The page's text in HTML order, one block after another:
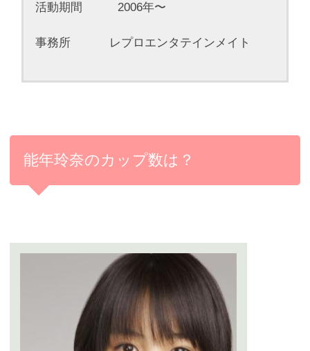
活動期間 2006年〜
事務所 レプロエンタテインメイト
能年玲奈のカップ数は？